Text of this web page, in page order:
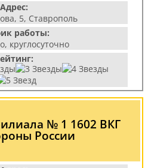
Адрес:
5, Ставрополь
работы:
круглосуточно
№ 1 1602 ВКГ
России